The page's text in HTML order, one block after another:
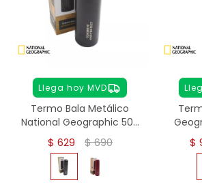
Llega hoy MVD
Termo Bala Metálico
National Geographic 500
ml - NEGRO
$ 629 $690
Acero
$